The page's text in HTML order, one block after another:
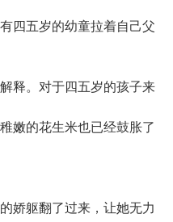
四五岁的幼童拉着自己父
。对于四五岁的孩子来
嫩的花生米也已经鼓胀了
躯翻了过来，让她无力